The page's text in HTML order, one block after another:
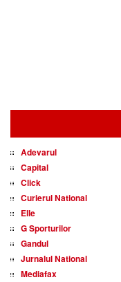
Adevarul
Capital
Click
Curierul National
Elle
G Sporturilor
Gandul
Jurnalul National
Mediafax